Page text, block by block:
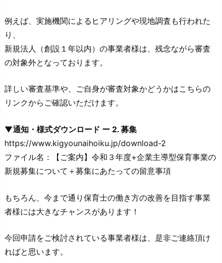
例えば、実施機関によるヒアリングや現地調査も行われた
り、
新規法人（創設１年以内）の事業者様は、残念ながら審査
の対象外となっております。
詳しい審査基準や、ご自身が審査対象かどうかはこちらの
リンクからご確認いただけます。
▼通知・様式ダウンロード ー 2. 募集
https://www.kigyounaihoiku.jp/download-2
ファイル名：【ご案内】令和３年度+企業主導型保育事業の
新規募集について＋募集にあたっての留意事項
もちろん、今まで通り保育士の働き方の改善を目指す事業
者様には大きなチャンスがあります！
今回申請をご検討されている事業者様は、是非ご連絡頂け
ればと思います。